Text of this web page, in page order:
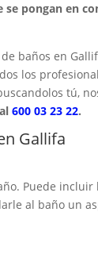
pongan en
baños en
los
tú,
600 03 23 22.
Gallifa
Puede incluir
al baño un